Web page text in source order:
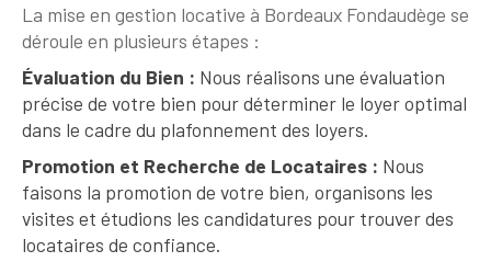
La mise en gestion locative à Bordeaux Fondaudège se
déroule en plusieurs étapes :
Évaluation du Bien : Nous réalisons une évaluation
précise de votre bien pour déterminer le loyer optimal
dans le cadre du plafonnement des loyers.
Promotion et Recherche de Locataires : Nous
faisons la promotion de votre bien, organisons les
visites et étudions les candidatures pour trouver des
locataires de confiance.